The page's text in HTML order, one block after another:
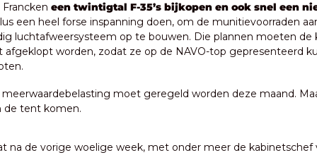
een twintigtal F-35’s bijkopen en ook snel een
een heel forse inspanning doen, om de munitievoorraden
luchtafweersysteem op te bouwen. Die plannen moeten de
afgeklopt worden, zodat ze op de NAVO-top gepresenteerd
moet geregeld worden deze maand.
de tent komen.
na de vorige woelige week, met onder meer de kabinetschef